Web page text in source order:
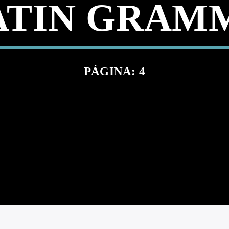
PÁGINA: 4